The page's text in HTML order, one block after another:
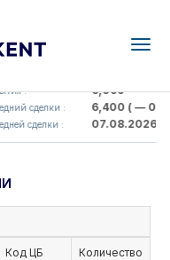
AJ)
: 6,099
сделки : 6,400( — 0.0 )
сделки : 07.08.2026
Код ЦБ Количество